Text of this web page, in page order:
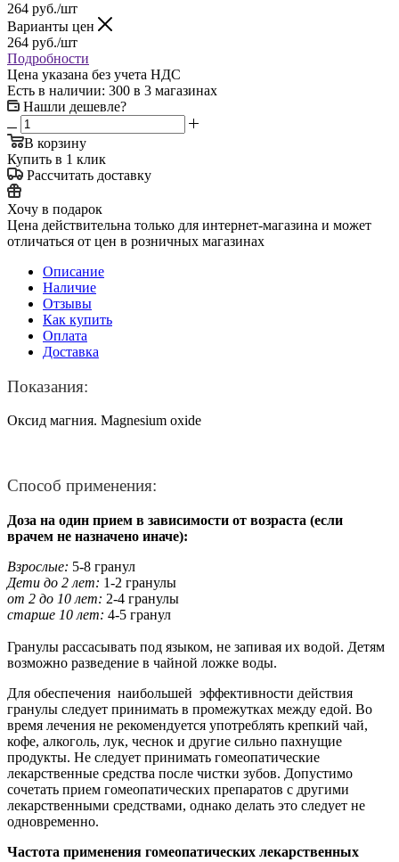
264 руб./шт
Варианты цен
264 руб./шт
Подробности
Цена указана без учета НДС
Есть в наличии: 300 в 3 магазинах
Нашли дешевле?
В корзину
Купить в 1 клик
Рассчитать доставку
Хочу в подарок
Цена действительна только для интернет-магазина и может
отличаться от цен в розничных магазинах
Описание
Наличие
Отзывы
Как купить
Оплата
Доставка
Показания:
Оксид магния. Magnesium oxide
Способ применения:
Доза на один прием в зависимости от возраста (если
врачем не назначено иначе):
Взрослые: 5-8 гранул
Дети до 2 лет: 1-2 гранулы
от 2 до 10 лет: 2-4 гранулы
старше 10 лет: 4-5 гранул
Гранулы рассасывать под языком, не запивая их водой. Детям
возможно разведение в чайной ложке воды.
Для обеспечения наибольшей эффективности действия
гранулы следует принимать в промежутках между едой. Во
время лечения не рекомендуется употреблять крепкий чай,
кофе, алкоголь, лук, чеснок и другие сильно пахнущие
продукты. Не следует принимать гомеопатические
лекарственные средства после чистки зубов. Допустимо
сочетать прием гомеопатических препаратов с другими
лекарственными средствами, однако делать это следует не
одновременно.
Частота применения гомеопатических лекарственных